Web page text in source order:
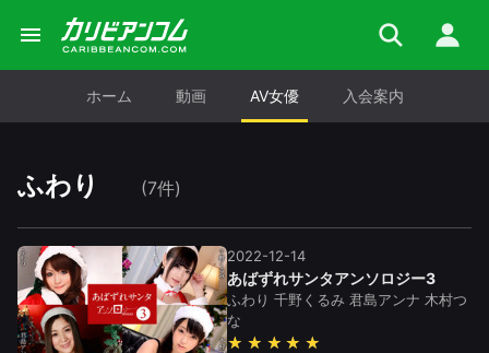
ホーム 動画 AV女優 入会案内
ふわり (7件)
2022-12-14
あばずれサンタアンソロジー3
ふわり 千野くるみ 君島アンナ 木村つ
な
★★★★★